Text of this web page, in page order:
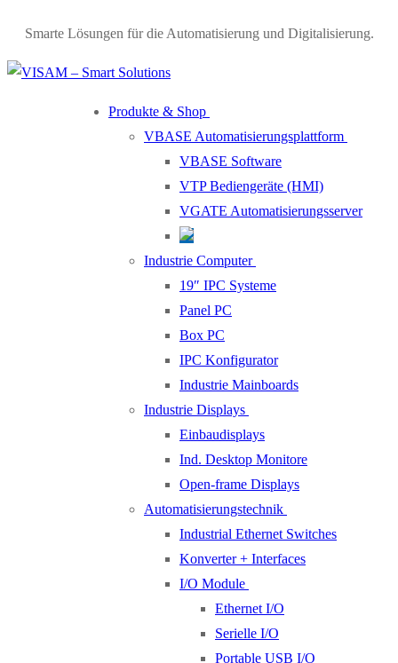
Smarte Lösungen für die Automatisierung und Digitalisierung.
Produkte & Shop
VBASE Automatisierungsplattform
VBASE Software
VTP Bediengeräte (HMI)
VGATE Automatisierungsserver
Industrie Computer
19″ IPC Systeme
Panel PC
Box PC
IPC Konfigurator
Industrie Mainboards
Industrie Displays
Einbaudisplays
Ind. Desktop Monitore
Open-frame Displays
Automatisierungstechnik
Industrial Ethernet Switches
Konverter + Interfaces
I/O Module
Ethernet I/O
Serielle I/O
Portable USB I/O